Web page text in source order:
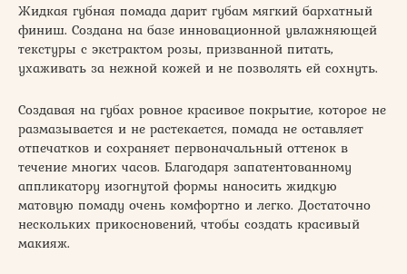
Жидкая губная помада дарит губам мягкий бархатный
финиш. Создана на базе инновационной увлажняющей
текстуры с экстрактом розы, призванной питать,
ухаживать за нежной кожей и не позволять ей сохнуть.
Создавая на губах ровное красивое покрытие, которое не
размазывается и не растекается, помада не оставляет
отпечатков и сохраняет первоначальный оттенок в
течение многих часов. Благодаря запатентованному
аппликатору изогнутой формы наносить жидкую
матовую помаду очень комфортно и легко. Достаточно
нескольких прикосновений, чтобы создать красивый
макияж.